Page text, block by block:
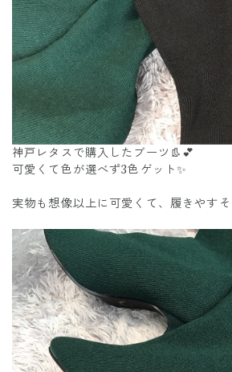
神戸レタスで購入したブーツ👢💕
可愛くて色が選べず3色ゲット✨
実物も想像以上に可愛くて、履きやす